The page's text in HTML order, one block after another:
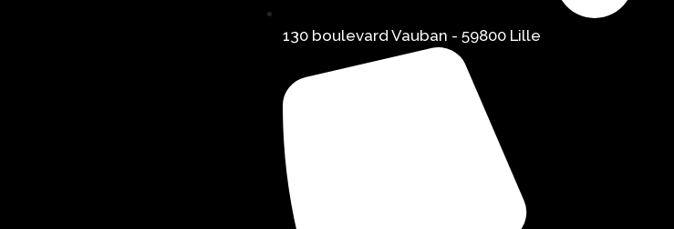
130 boulevard Vauban - 59800 Lille